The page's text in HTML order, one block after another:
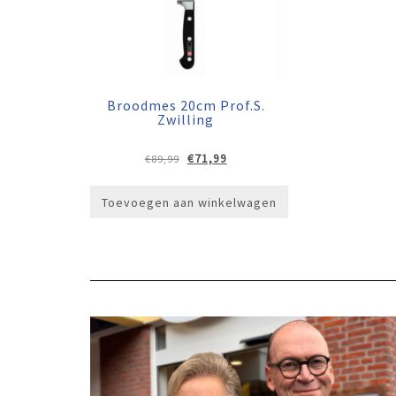
Broodmes 20cm Prof.S.
Zwilling
€89,99
Oorspronkelijke
€89,99.
€71,99Huidige
€71,99.
Toevoegen aan winkelwagen